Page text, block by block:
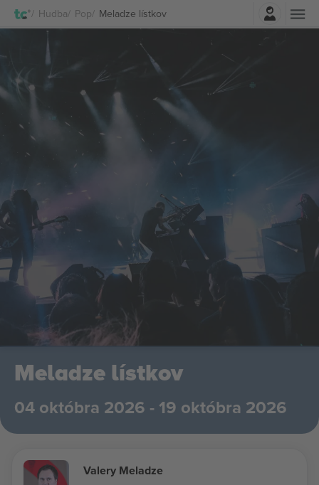
Hudba Pop Meladze lístkov
Meladze lístkov
04 októbra 2026 - 19 októbra 2026
Valery Meladze